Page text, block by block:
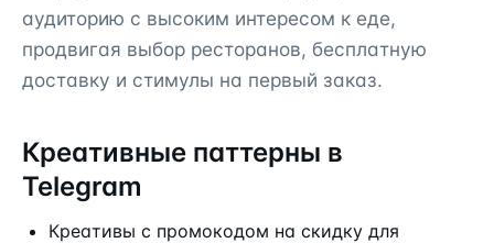
аудиторию с высоким интересом к еде,
продвигая выбор ресторанов, бесплатную
доставку и стимулы на первый заказ.
Креативные паттерны в
Telegram
Креативы с промокодом на скидку для